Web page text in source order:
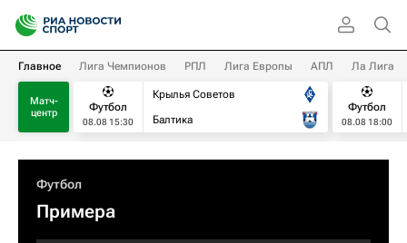
Главное Лига Чемпионов РПЛ Лига Европы АПЛ Ла Лига
Матч-
центр
Футбол
08.08 15:30
Крылья Советов
Балтика
Футбол
08.08 18:00
Футбол
Примера